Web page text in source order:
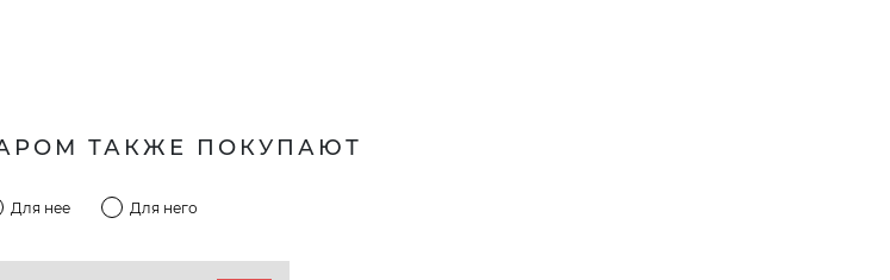
ТАКЖЕ ПОКУПАЮТ
Для нее Для него